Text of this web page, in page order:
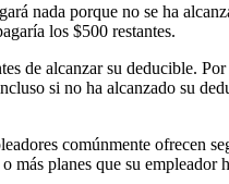
nada porque no se ha
los $500 restantes.
de alcanzar su deducible.
si no ha alcanzado su
comúnmente ofrecen
planes que su empleador